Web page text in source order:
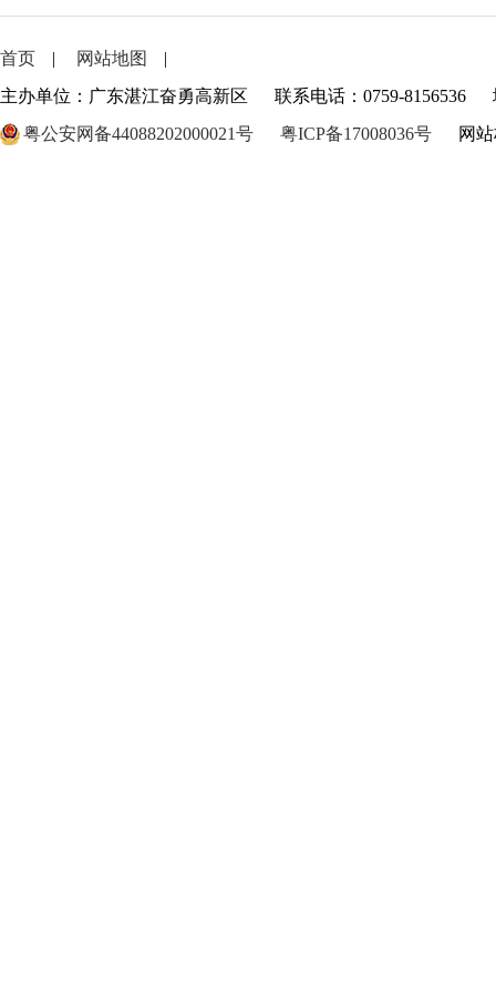
首页 | 网站地图
|
主办单位：广东湛江奋勇高新区
联系电话：0759-8156536
粤公安网备44088202000021号
粤ICP备17008036号 网